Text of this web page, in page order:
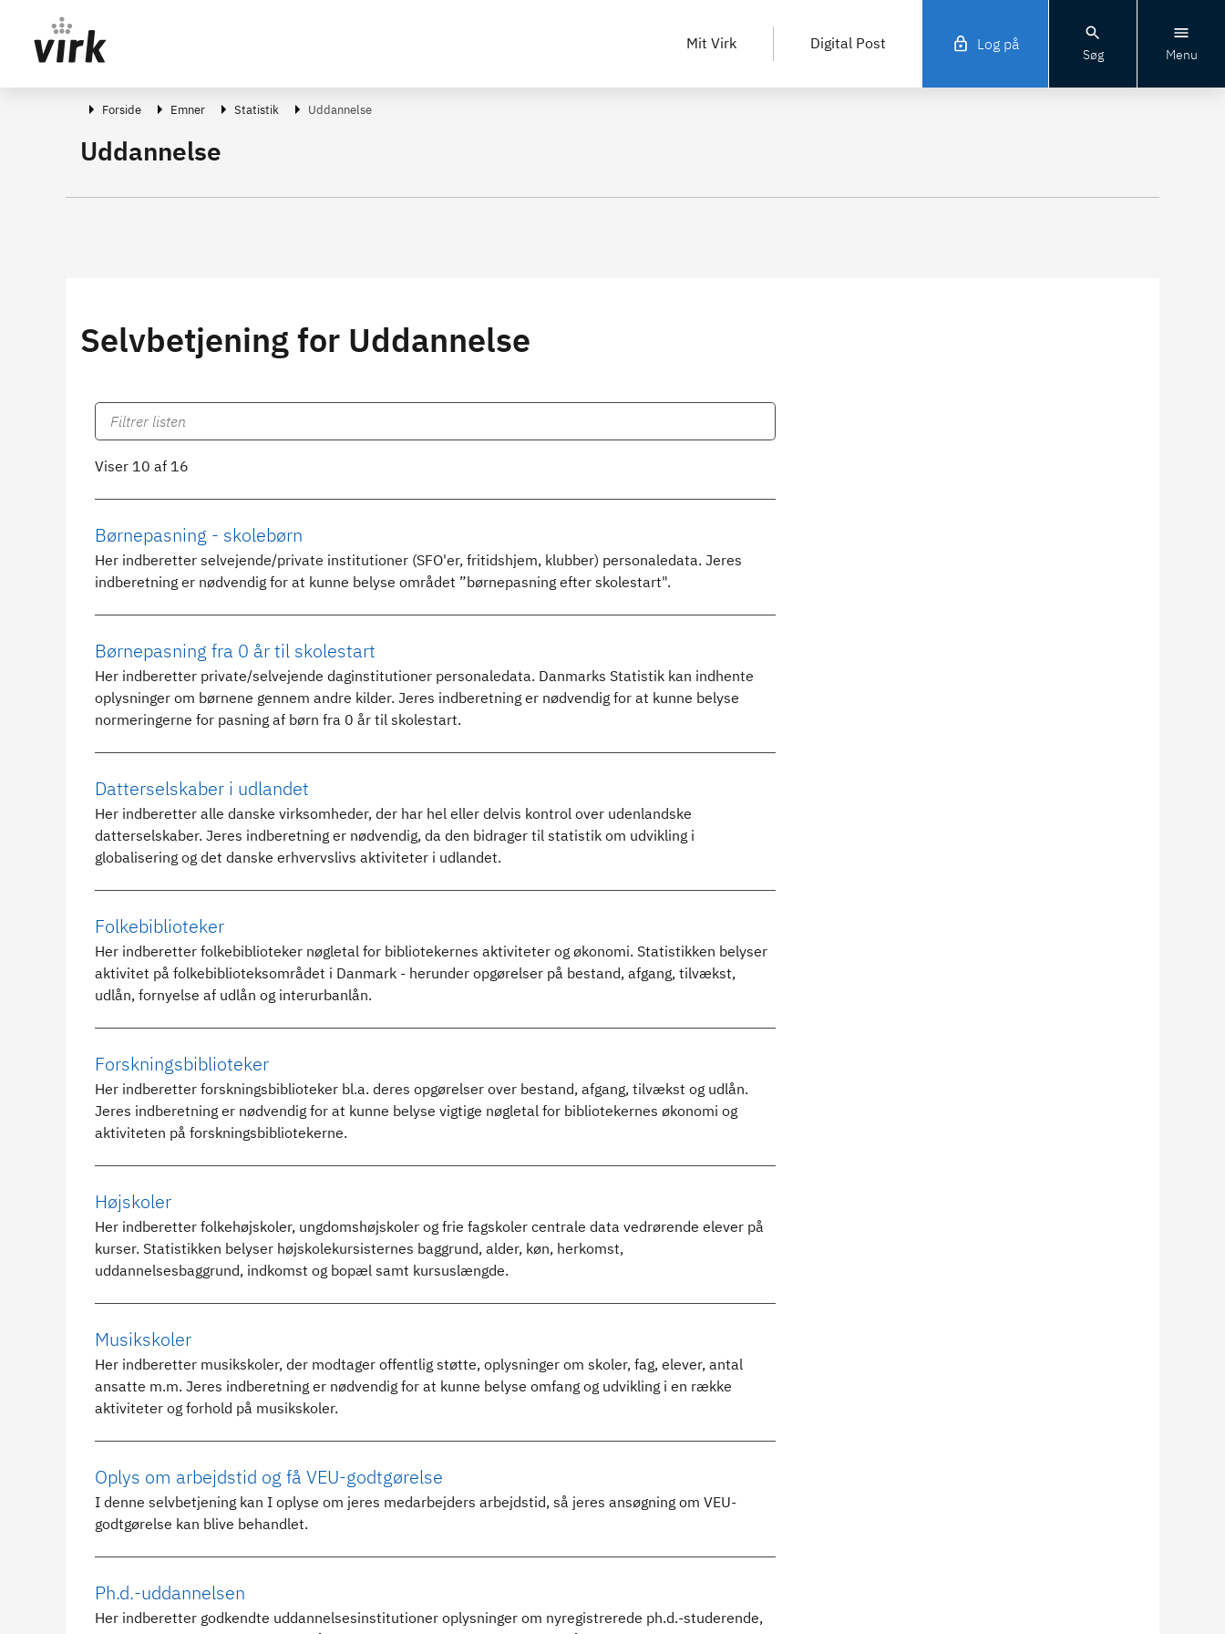
Mit Virk
Digital Post Log på
Søg Menu
Forside Emner Statistik Uddannelse
Uddannelse
Selvbetjening for Uddannelse
Viser 10 af 16
Børnepasning - skolebørn
Her indberetter selvejende/private institutioner (SFO'er, fritidshjem, klubber) personaledata. Jeres
indberetning er nødvendig for at kunne belyse området ”børnepasning efter skolestart".
Børnepasning fra 0 år til skolestart
Her indberetter private/selvejende daginstitutioner personaledata. Danmarks Statistik kan indhente
oplysninger om børnene gennem andre kilder. Jeres indberetning er nødvendig for at kunne belyse
normeringerne for pasning af børn fra 0 år til skolestart.
Datterselskaber i udlandet
Her indberetter alle danske virksomheder, der har hel eller delvis kontrol over udenlandske
datterselskaber. Jeres indberetning er nødvendig, da den bidrager til statistik om udvikling i
globalisering og det danske erhvervslivs aktiviteter i udlandet.
Folkebiblioteker
Her indberetter folkebiblioteker nøgletal for bibliotekernes aktiviteter og økonomi. Statistikken belyser
aktivitet på folkebiblioteksområdet i Danmark - herunder opgørelser på bestand, afgang, tilvækst,
udlån, fornyelse af udlån og interurbanlån.
Forskningsbiblioteker
Her indberetter forskningsbiblioteker bl.a. deres opgørelser over bestand, afgang, tilvækst og udlån.
Jeres indberetning er nødvendig for at kunne belyse vigtige nøgletal for bibliotekernes økonomi og
aktiviteten på forskningsbibliotekerne.
Højskoler
Her indberetter folkehøjskoler, ungdomshøjskoler og frie fagskoler centrale data vedrørende elever på
kurser. Statistikken belyser højskolekursisternes baggrund, alder, køn, herkomst,
uddannelsesbaggrund, indkomst og bopæl samt kursuslængde.
Musikskoler
Her indberetter musikskoler, der modtager offentlig støtte, oplysninger om skoler, fag, elever, antal
ansatte m.m. Jeres indberetning er nødvendig for at kunne belyse omfang og udvikling i en række
aktiviteter og forhold på musikskoler.
Oplys om arbejdstid og få VEU-godtgørelse
I denne selvbetjening kan I oplyse om jeres medarbejders arbejdstid, så jeres ansøgning om VEU-
godtgørelse kan blive behandlet.
Ph.d.-uddannelsen
Her indberetter godkendte uddannelsesinstitutioner oplysninger om nyregistrerede ph.d.-studerende,